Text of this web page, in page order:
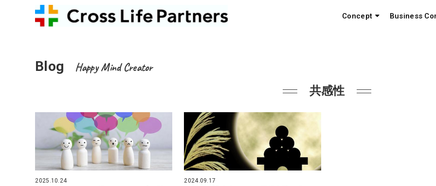
Concept Business
Blog Happy Mind Creator
共感性
2025.10.24 2024.09.17